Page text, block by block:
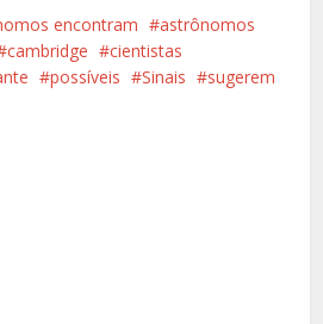
encontram
astrônomos
cambridge
cientistas
possíveis Sinais sugerem